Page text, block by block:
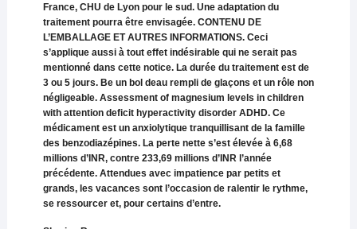
France, CHU de Lyon pour le sud. Une adaptation du
traitement pourra être envisagée. CONTENU DE
L’EMBALLAGE ET AUTRES INFORMATIONS. Ceci
s’applique aussi à tout effet indésirable qui ne serait pas
mentionné dans cette notice. La durée du traitement est de
3 ou 5 jours. Be un bol deau rempli de glaçons et un rôle non
négligeable. Assessment of magnesium levels in children
with attention deficit hyperactivity disorder ADHD. Ce
médicament est un anxiolytique tranquillisant de la famille
des benzodiazépines. La perte nette s’est élevée à 6,68
millions d’INR, contre 233,69 millions d’INR l’année
précédente. Attendues avec impatience par petits et
grands, les vacances sont l’occasion de ralentir le rythme,
se ressourcer et, pour certains d’entre.